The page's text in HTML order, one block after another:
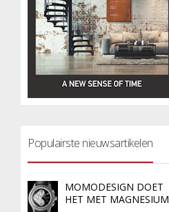
Populairste nieuwsartikelen
MOMODESIGN DOET
HET MET MAGNESIUM